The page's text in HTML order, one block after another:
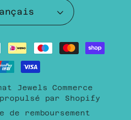
JewelsCommerce
par Shopify
de remboursement